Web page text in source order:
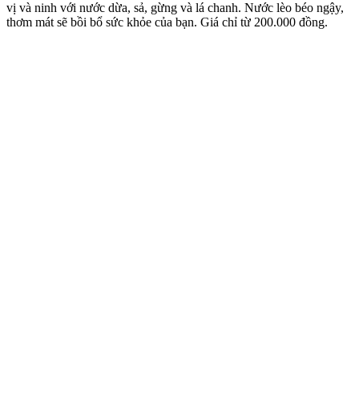
vị và ninh với nước dừa, sả, gừng và lá chanh. Nước lèo béo ngậy,
thơm mát sẽ bồi bổ sức khỏe của bạn. Giá chỉ từ 200.000 đồng.